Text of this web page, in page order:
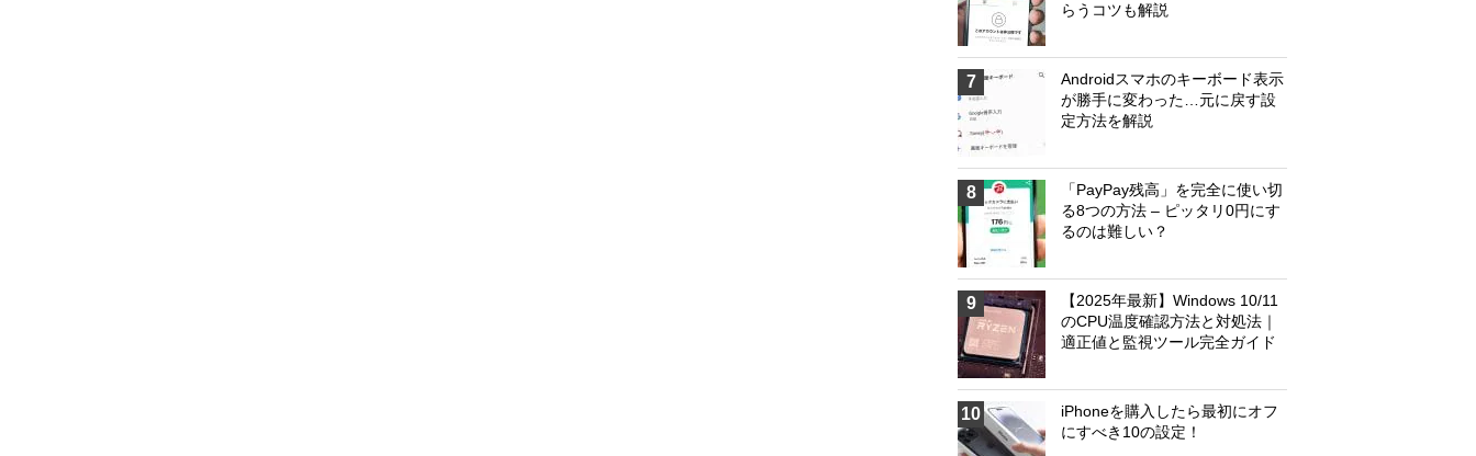
らうコツも解説
7
Androidスマホのキーボード表示
が勝手に変わった…元に戻す設
定方法を解説
8
「PayPay残高」を完全に使い切
る8つの方法 – ピッタリ0円にす
るのは難しい？
9
【2025年最新】Windows 10/11
のCPU温度確認方法と対処法｜
適正値と監視ツール完全ガイド
10
iPhoneを購入したら最初にオフ
にすべき10の設定！